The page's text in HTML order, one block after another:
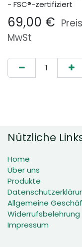
- FSC®-zertifiziert
69,00 €
MwSt
Nützliche
Home
Über uns
Produkte
Allgemeine
Widerrufsbelehrung
Impressum